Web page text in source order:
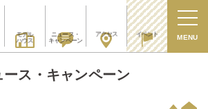
モデル
ハウス
ニュース・
キャンペーン
アクセス イベント MENU
ース・キャンペーン